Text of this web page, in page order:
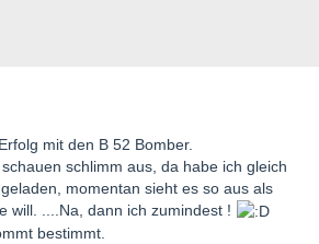
mit den B 52 Bomber.
schlimm aus, da habe ich gleich
momentan sieht es so aus als
will. ....Na, dann ich zumindest !
bestimmt.